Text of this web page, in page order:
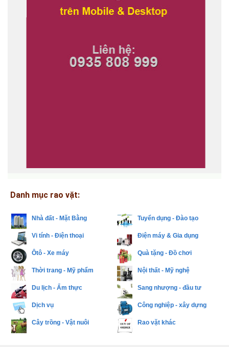
Danh mục rao vặt:
Nhà đất - Mặt Bằng Tuyển dụng - Đào tạo
Vi tính - Điện thoại Điện máy & Gia dụng
Ôtô - Xe máy Quà tặng - Đồ chơi
Thời trang - Mỹ phẩm Nội thất - Mỹ nghệ
Du lịch - Ẩm thực Sang nhượng - đầu tư
Dịch vụ Công nghiệp - xây dựng
Cây trồng - Vật nuôi Rao vặt khác